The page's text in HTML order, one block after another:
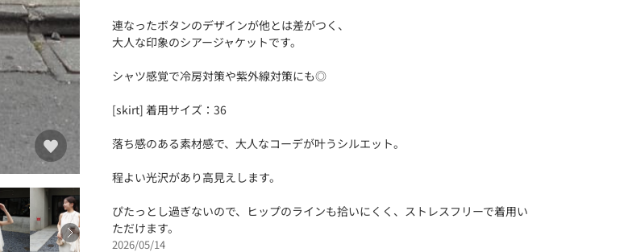
連なったボタンのデザインが他とは差がつく、
大人な印象のシアージャケットです。
シャツ感覚で冷房対策や紫外線対策にも◎
[skirt] 着用サイズ：36
落ち感のある素材感で、大人なコーデが叶うシルエット。
程よい光沢があり高見えします。
ぴたっとし過ぎないので、ヒップのラインも拾いにくく、ストレスフリーで着用い
ただけます。
2026/05/14